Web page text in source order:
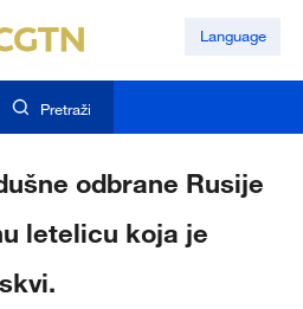
Language
Pretraži
odbrane Rusije
letelicu koja je